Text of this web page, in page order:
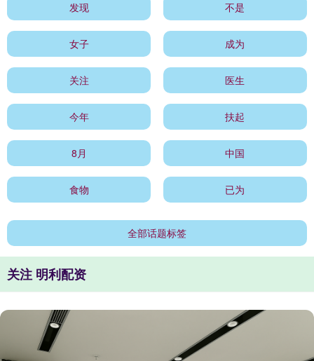
发现 不是
女子 成为
关注 医生
今年 扶起
8月 中国
食物 已为
全部话题标签
关注 明利配资